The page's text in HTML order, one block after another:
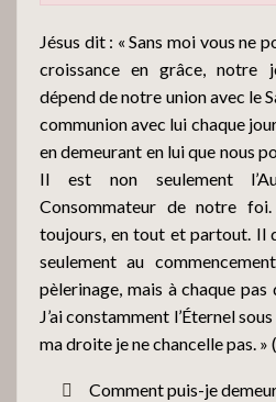
Jésus dit : « Sans moi vous ne
croissance en grâce,
dépend de notre union avec le
communion avec lui chaque
en demeurant en lui que nous
Il est non seulement
Consommateur de notre
toujours, en tout et partout. Il
seulement au
pèlerinage, mais à chaque
J’ai constamment l’Éternel
ma droite je ne chancelle pas. »
Comment puis-je